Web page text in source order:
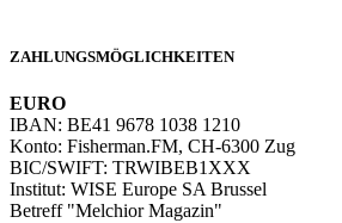
ZAHLUNGSMÖGLICHKEITEN
EURO
IBAN: BE41 9678 1038 1210
Konto: Fisherman.FM, CH-6300 Zug
BIC/SWIFT: TRWIBEB1XXX
Institut: WISE Europe SA Brussel
Betreff "Melchior Magazin"